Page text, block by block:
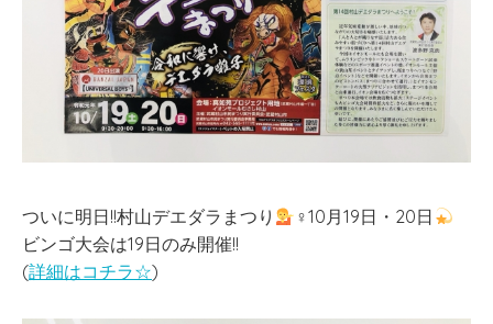
ついに明日!!村山デエダラまつり
‍♀10月19日・20日
ビンゴ大会は19日のみ開催!!
(詳細はコチラ☆)